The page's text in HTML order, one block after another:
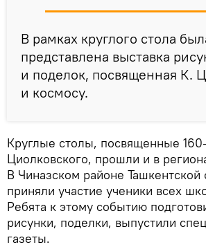
В рамках круглого стола
представлена выставка
и поделок, посвященная К.
и космосу.
Круглые столы, посвященные
Циолковского, прошли и в
В Чиназском районе Ташкентской
приняли участие ученики всех
Ребята к этому событию
рисунки, поделки, выпустили
газеты.